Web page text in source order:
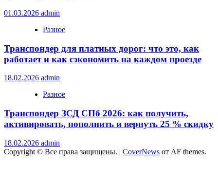
01.03.2026 admin
Разное
Транспондер для платных дорог: что это, как
работает и как сэкономить на каждом проезде
18.02.2026 admin
Разное
Транспондер ЗСД СПб 2026: как получить,
активировать, пополнить и вернуть 25 % скидку
18.02.2026 admin
Copyright © Все права защищены. | CoverNews от AF themes.